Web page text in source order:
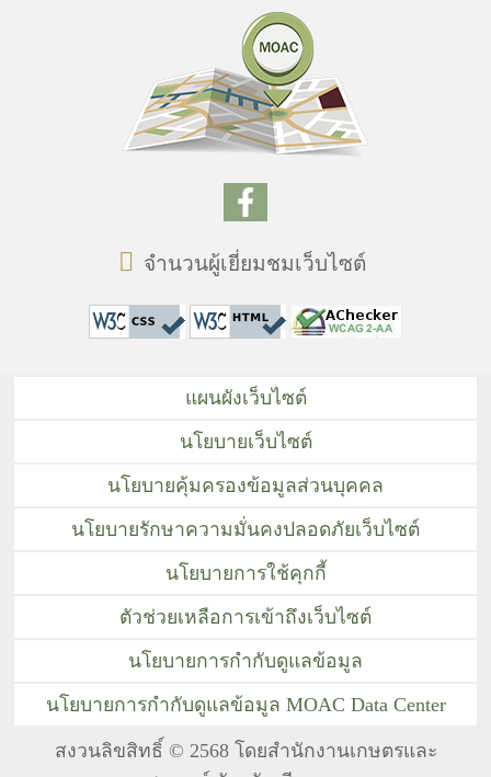
จำนวนผู้เยี่ยมชมเว็บไซต์
สงวนลิขสิทธิ์ © 2568 โดยสำนักงานเกษตรและ
แผนผังเว็บไซต์
นโยบายเว็บไซต์
นโยบายคุ้มครองข้อมูลส่วนบุคคล
นโยบายรักษาความมั่นคงปลอดภัยเว็บไซต์
นโยบายการใช้คุกกี้
ตัวช่วยเหลือการเข้าถึงเว็บไซต์
นโยบายการกำกับดูแลข้อมูล
นโยบายการกำกับดูแลข้อมูล MOAC Data Center